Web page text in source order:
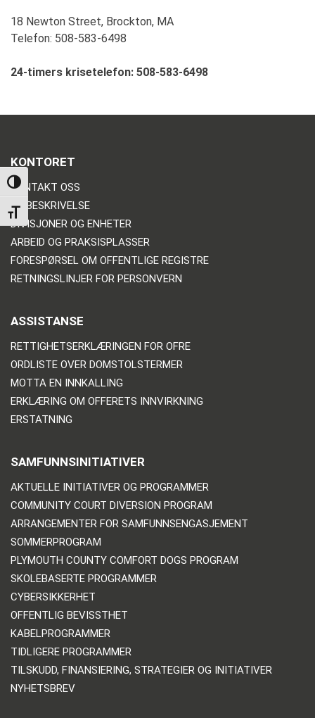
TOGGLE HIGH CONTRAST
TOGGLE FONT SIZE
18 Newton Street, Brockton, MA
Telefon: 508-583-6498
24-timers krisetelefon: 508-583-6498
KONTORET
KONTAKT OSS
VEIBESKRIVELSE
DIVISJONER OG ENHETER
ARBEID OG PRAKSISPLASSER
FORESPØRSEL OM OFFENTLIGE REGISTRE
RETNINGSLINJER FOR PERSONVERN
ASSISTANSE
RETTIGHETSERKLÆRINGEN FOR OFRE
ORDLISTE OVER DOMSTOLSTERMER
MOTTA EN INNKALLING
ERKLÆRING OM OFFERETS INNVIRKNING
ERSTATNING
SAMFUNNSINITIATIVER
AKTUELLE INITIATIVER OG PROGRAMMER
COMMUNITY COURT DIVERSION PROGRAM
ARRANGEMENTER FOR SAMFUNNSENGASJEMENT
SOMMERPROGRAM
PLYMOUTH COUNTY COMFORT DOGS PROGRAM
SKOLEBASERTE PROGRAMMER
CYBERSIKKERHET
OFFENTLIG BEVISSTHET
KABELPROGRAMMER
TIDLIGERE PROGRAMMER
TILSKUDD, FINANSIERING, STRATEGIER OG INITIATIVER
NYHETSBREV